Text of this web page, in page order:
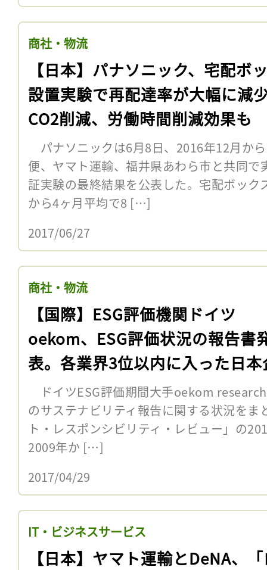
商社・物流
【日本】パナソニック、宅配ボ
設置実験で再配達率が大幅に減
CO2削減、労働時間削減効果も
パナソニックは6月8日、2016年12月か
便、ヤマト運輸、福井県あわら市と共同で
証実験の最終結果を公表した。宅配ボッ
から4ヶ月平均で8 […]
2017/06/27
商社・物流
【国際】ESG評価機関ドイツ
oekom、ESG評価状況の報告書
表。各業界3位以内に入った日本
4社
ドイツESG評価期間大手oekom
のサステナビリティ報告に関する状況をま
ト・レスポンシビリティ・レビュー」の
2009年か […]
2017/04/29
IT・ビジネスサービス
【日本】ヤマト運輸とDeNA、